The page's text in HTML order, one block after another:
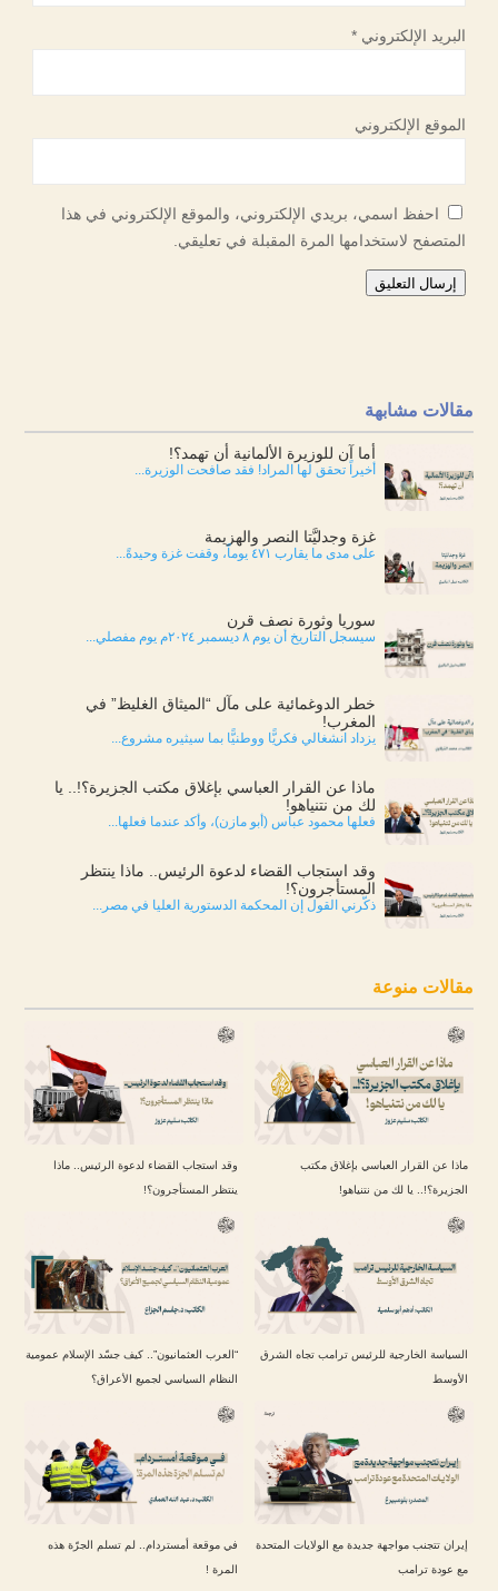
مقالات مشابهة
أما آن للوزيرة الألمانية أن تهمد؟!
أخيراً تحقق لها المراد! فقد صافحت الوزيرة...
غزة وجدليَّتا النصر والهزيمة
على مدى ما يقارب ٤٧١ يوماً، وقفت غزة وحيدةً...
سوريا وثورة نصف قرن
سيسجل التاريخ أن يوم ٨ ديسمبر ٢٠٢٤م يوم مفصلي...
خطر الدوغمائية على مآل “الميثاق الغليظ” في
المغرب!
يزداد انشغالي فكريًّا ووطنيًّا بما سيثيره مشروع...
ماذا عن القرار العباسي بإغلاق مكتب الجزيرة؟!.. يا
لك من نتنياهو!
فعلها محمود عباس (أبو مازن)، وأكد عندما فعلها...
وقد استجاب القضاء لدعوة الرئيس.. ماذا ينتظر
المستأجرون؟!
ذكّرني القول إن المحكمة الدستورية العليا في مصر...
مقالات منوعة
ماذا عن القرار العباسي بإغلاق مكتب
الجزيرة؟!.. يا لك من نتنياهو!
وقد استجاب القضاء لدعوة الرئيس.. ماذا
ينتظر المستأجرون؟!
السياسة الخارجية للرئيس ترامب تجاه الشرق
الأوسط
“العرب العثمانيون”.. كيف جسّد الإسلام عمومية
النظام السياسي لجميع الأعراق؟
إيران تتجنب مواجهة جديدة مع الولايات المتحدة
مع عودة ترامب
في موقعة أمستردام.. لم تسلم الجرّة هذه
المرة !
البريد الإلكتروني*
الموقع الإلكتروني
احفظ اسمي، بريدي الإلكتروني، والموقع الإلكتروني في هذا
المتصفح لاستخدامها المرة المقبلة في تعليقي.
إرسال التعليق